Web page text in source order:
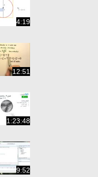
4:19
12:51
1:23:48
9:52